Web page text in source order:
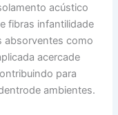
acústico
fibras infantilidade
absorventes como
acercade
para
ambientes.